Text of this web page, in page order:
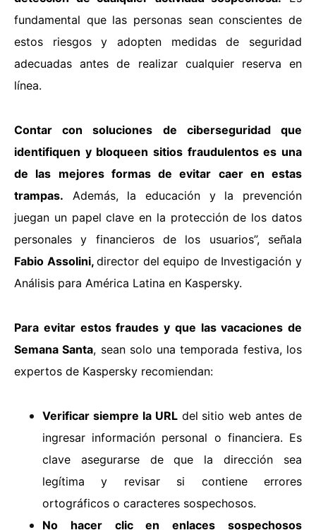
fundamental que las personas sean conscientes de
estos riesgos y adopten medidas de seguridad
adecuadas antes de realizar cualquier reserva en
línea.
Contar con soluciones de ciberseguridad que
identifiquen y bloqueen sitios fraudulentos es una
de las mejores formas de evitar caer en estas
trampas. Además, la educación y la prevención
juegan un papel clave en la protección de los datos
personales y financieros de los usuarios”, señala
Fabio Assolini,director del equipo de Investigación y
Análisis para América Latina en Kaspersky.
Para evitar estos fraudes y que las vacaciones de
Semana Santa, sean solo una temporada festiva, los
expertos de Kaspersky recomiendan:
Verificar siempre la URLdel sitio web antes de
ingresar información personal o financiera. Es
clave asegurarse de que la dirección sea
legítima y revisar si contiene errores
ortográficos o caracteres sospechosos.
No hacer clic en enlaces sospechosos